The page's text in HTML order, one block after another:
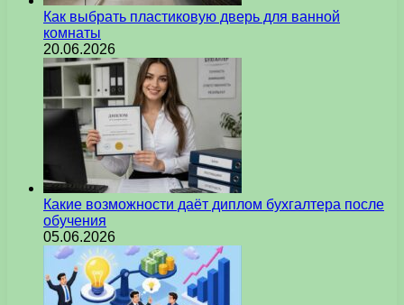
Как выбрать пластиковую дверь для ванной
комнаты
20.06.2026
Какие возможности даёт диплом бухгалтера после
обучения
05.06.2026